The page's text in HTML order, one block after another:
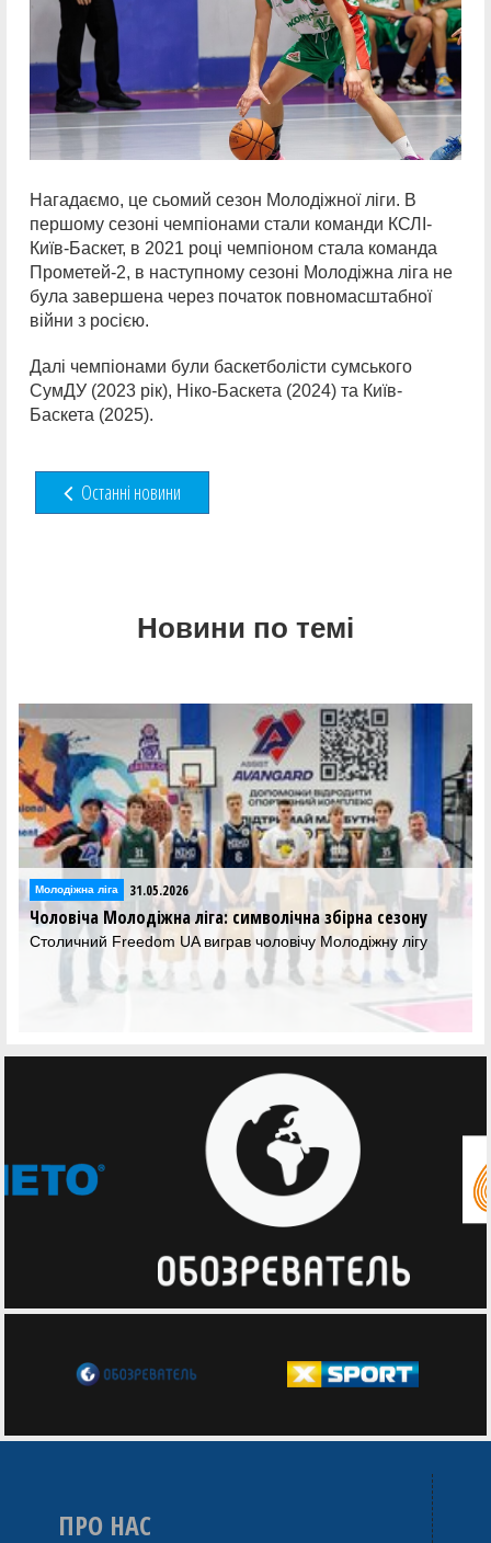
Нагадаємо, це сьомий сезон Молодіжної ліги. В
першому сезоні чемпіонами стали команди КСЛІ-
Київ-Баскет, в 2021 році чемпіоном стала команда
Прометей-2, в наступному сезоні Молодіжна ліга не
була завершена через початок повномасштабної
війни з росією.
Далі чемпіонами були баскетболісти сумського
СумДУ (2023 рік), Ніко-Баскета (2024) та Київ-
Баскета (2025).
Останні новини
Новини по темі
Молодіжна ліга 31.05.2026
Чоловіча Молодіжна ліга: символічна збірна сезону
Столичний Freedom UA виграв чоловічу Молодіжну лігу
ПРО НАС